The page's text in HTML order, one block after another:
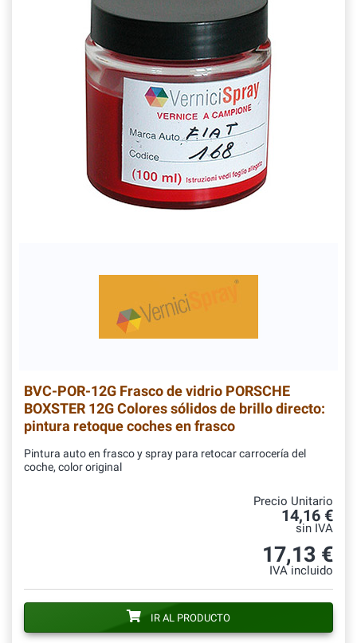
BVC-POR-12G Frasco de vidrio PORSCHE
BOXSTER 12G Colores sólidos de brillo directo:
pintura retoque coches en frasco
Pintura auto en frasco y spray para retocar carrocería del
coche, color original
Precio Unitario
14,16 €
sin IVA
17,13 €
IVA incluido
IR AL PRODUCTO